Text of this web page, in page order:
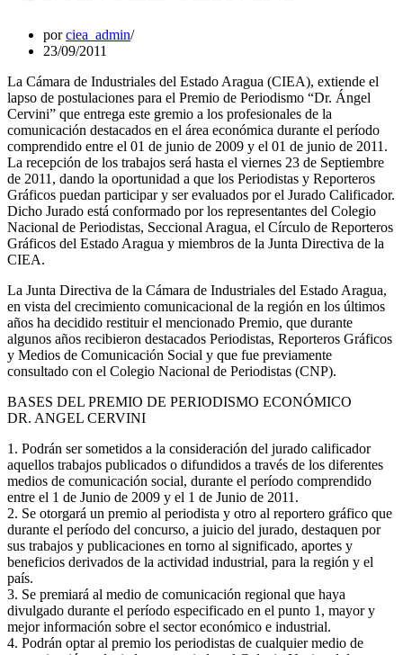
porciea_admin
23/09/2011
La Cámara de Industriales del Estado Aragua (CIEA), extiende el
lapso de postulaciones para el Premio de Periodismo “Dr. Ángel
Cervini” que entrega este gremio a los profesionales de la
comunicación destacados en el área económica durante el período
comprendido entre el 01 de junio de 2009 y el 01 de junio de 2011.
La recepción de los trabajos será hasta el viernes 23 de Septiembre
de 2011, dando la oportunidad a que los Periodistas y Reporteros
Gráficos puedan participar y ser evaluados por el Jurado Calificador.
Dicho Jurado está conformado por los representantes del Colegio
Nacional de Periodistas, Seccional Aragua, el Círculo de Reporteros
Gráficos del Estado Aragua y miembros de la Junta Directiva de la
CIEA.
La Junta Directiva de la Cámara de Industriales del Estado Aragua,
en vista del crecimiento comunicacional de la región en los últimos
años ha decidido restituir el mencionado Premio, que durante
algunos años recibieron destacados Periodistas, Reporteros Gráficos
y Medios de Comunicación Social y que fue previamente
consultado con el Colegio Nacional de Periodistas (CNP).
BASES DEL PREMIO DE PERIODISMO ECONÓMICO
DR. ANGEL CERVINI
1. Podrán ser sometidos a la consideración del jurado calificador
aquellos trabajos publicados o difundidos a través de los diferentes
medios de comunicación social, durante el período comprendido
entre el 1 de Junio de 2009 y el 1 de Junio de 2011.
2. Se otorgará un premio al periodista y otro al reportero gráfico que
durante el período del concurso, a juicio del jurado, destaquen por
sus trabajos y publicaciones en torno al significado, aportes y
beneficios derivados de la actividad industrial, para la región y el
país.
3. Se premiará al medio de comunicación regional que haya
divulgado durante el período especificado en el punto 1, mayor y
mejor información sobre el sector económico e industrial.
4. Podrán optar al premio los periodistas de cualquier medio de